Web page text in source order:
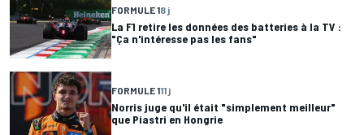
FORMULE 18 j
La F1 retire les données des batteries à la TV :
"Ça n'intéresse pas les fans"
FORMULE 111 j
Norris juge qu'il était "simplement meilleur"
que Piastri en Hongrie